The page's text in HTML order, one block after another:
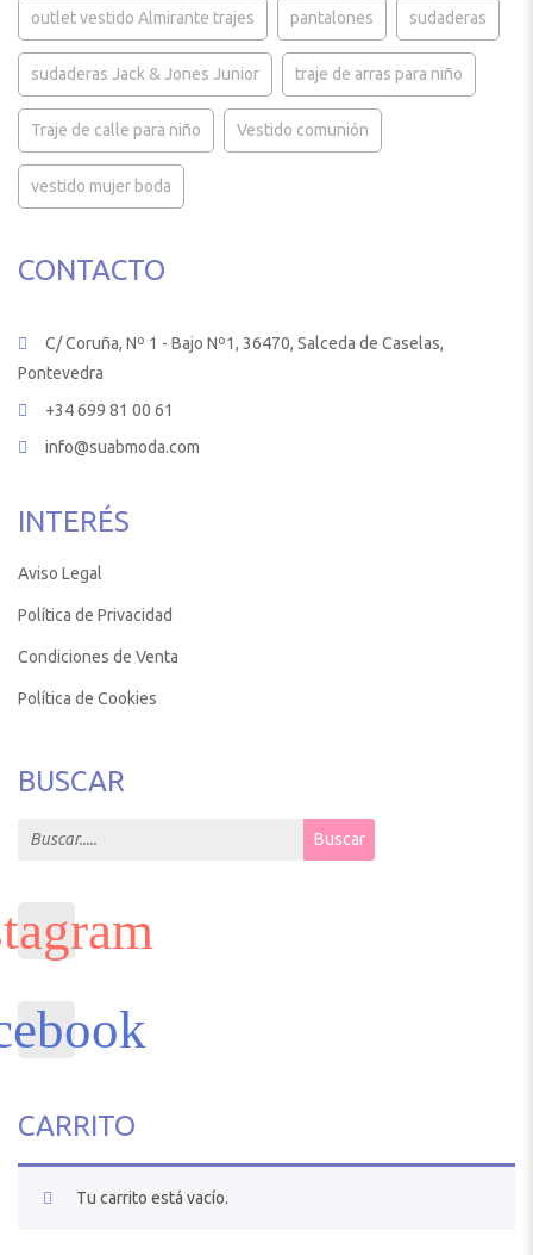
outlet vestido Almirante trajes pantalones sudaderas
sudaderas Jack & Jones Junior traje de arras para niño
Traje de calle para niño Vestido comunión
vestido mujer boda
CONTACTO
C/ Coruña, Nº 1 - Bajo Nº1, 36470, Salceda de Caselas,
Pontevedra
+34 699 81 00 61
info@suabmoda.com
INTERÉS
Aviso Legal
Política de Privacidad
Condiciones de Venta
Política de Cookies
BUSCAR
Search for: Buscar
CARRITO
Tu carrito está vacío.